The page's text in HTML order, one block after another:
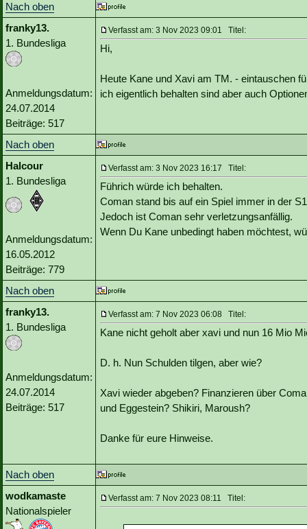
Nach oben
franky13.
1. Bundesliga
Anmeldungsdatum:
24.07.2014
Beiträge: 517
Verfasst am: 3 Nov 2023 09:01 Titel:
Hi,
Heute Kane und Xavi am TM. - eintauschen
ich eigentlich behalten sind aber auch
Nach oben
Halcour
1. Bundesliga
Anmeldungsdatum:
16.05.2012
Beiträge: 779
Verfasst am: 3 Nov 2023 16:17 Titel:
Führich würde ich behalten.
Coman stand bis auf ein Spiel immer in der
Jedoch ist Coman sehr verletzungsanfällig.
Wenn Du Kane unbedingt haben möchtest,
Nach oben
franky13.
1. Bundesliga
Anmeldungsdatum:
24.07.2014
Beiträge: 517
Verfasst am: 7 Nov 2023 06:08 Titel:
Kane nicht geholt aber xavi und nun 16 Mio
D. h. Nun Schulden tilgen, aber wie?
Xavi wieder abgeben? Finanzieren über
und Eggestein? Shikiri, Maroush?
Danke für eure Hinweise.
Nach oben
wodkamaste
Nationalspieler
Verfasst am: 7 Nov 2023 08:11 Titel: